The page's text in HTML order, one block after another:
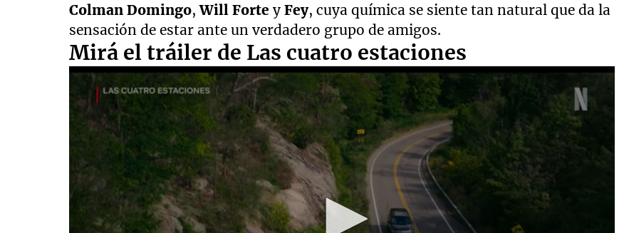
Colman Domingo,Will Forte yFey, cuya química se siente tan natural que da la
sensación de estar ante un verdadero grupo de amigos.
Mirá el tráiler de Las cuatro estaciones